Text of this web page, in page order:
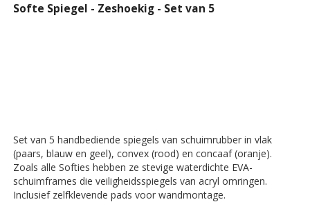
Softe Spiegel - Zeshoekig - Set van 5
Set van 5 handbediende spiegels van schuimrubber in vlak
(paars, blauw en geel), convex (rood) en concaaf (oranje).
Zoals alle Softies hebben ze stevige waterdichte EVA-
schuimframes die veiligheidsspiegels van acryl omringen.
Inclusief zelfklevende pads voor wandmontage.